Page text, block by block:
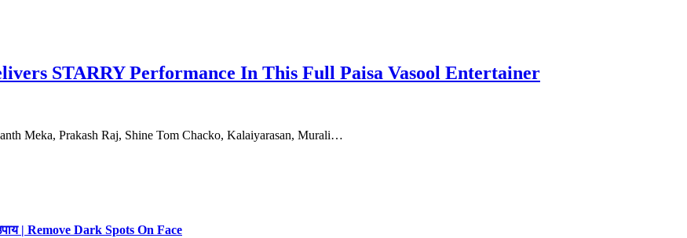
STARRY Performance In This Full Paisa Vasool Entertainer
Meka, Prakash Raj, Shine Tom Chacko, Kalaiyarasan, Murali…
| Remove Dark Spots On Face